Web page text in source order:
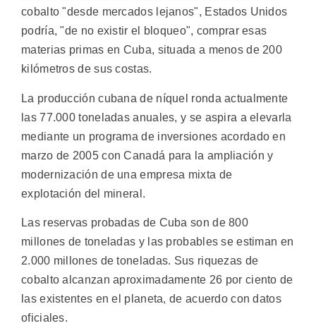
cobalto "desde mercados lejanos", Estados Unidos
podría, "de no existir el bloqueo", comprar esas
materias primas en Cuba, situada a menos de 200
kilómetros de sus costas.
La producción cubana de níquel ronda actualmente
las 77.000 toneladas anuales, y se aspira a elevarla
mediante un programa de inversiones acordado en
marzo de 2005 con Canadá para la ampliación y
modernización de una empresa mixta de
explotación del mineral.
Las reservas probadas de Cuba son de 800
millones de toneladas y las probables se estiman en
2.000 millones de toneladas. Sus riquezas de
cobalto alcanzan aproximadamente 26 por ciento de
las existentes en el planeta, de acuerdo con datos
oficiales.